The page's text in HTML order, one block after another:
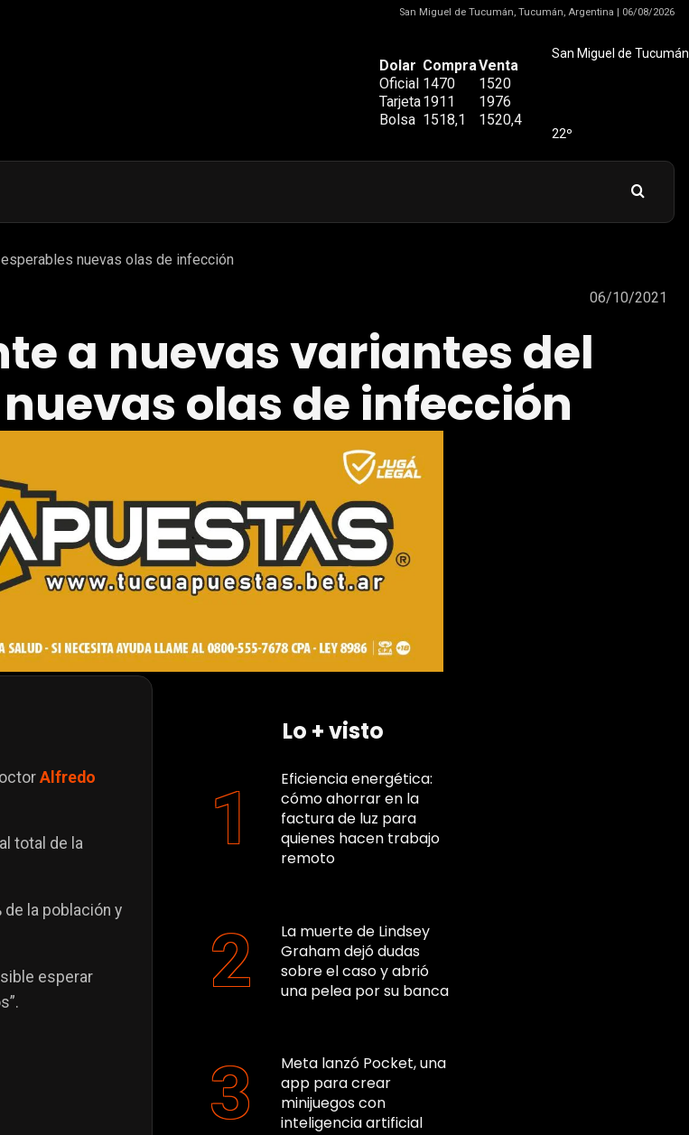
San Miguel de Tucumán, Tucumán, Argentina | 06/08/2026
Dolar CompraVenta
Oficial 1470
1520
Tarjeta1911
1976
Bolsa 1518,1 1520,4
San Miguel de Tucumán
22º
nuevas olas de infección
06/10/2021
a nuevas variantes del
olas de infección
Alfredo
total de la
la población y
esperar
Lo + visto
Eficiencia energética:
cómo ahorrar en la
factura de luz para
quienes hacen trabajo
remoto
La muerte de Lindsey
Graham dejó dudas
sobre el caso y abrió
una pelea por su banca
Meta lanzó Pocket, una
app para crear
minijuegos con
inteligencia artificial